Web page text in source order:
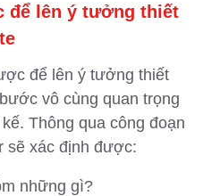
để lên ý tưởng thiết
để lên ý tưởng thiết
vô cùng quan trọng
Thông qua công đoạn
sẽ xác định được:
những gì?